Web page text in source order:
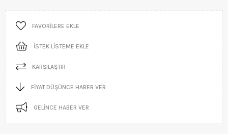
FAVORILERE EKLE
İSTEK LISTEME EKLE
KARŞILAŞTIR
FIYAT DÜŞÜNCE HABER VER
GELINCE HABER VER